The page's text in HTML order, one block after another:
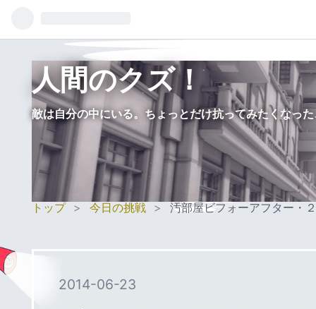
人間のクズ！
敵は自分の中にいる。ちょっとだけ抗ってみたくなっ
トップ > 今日の挑戦 > 汚部屋ビフォーアフター・２
2014-06-23